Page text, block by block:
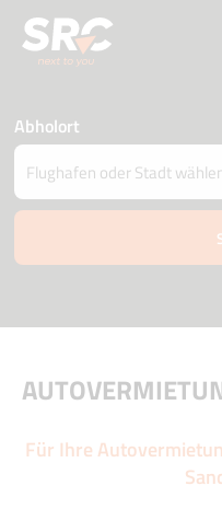
Abholort
Fahrzeug an einem
Datum und Uhrzeit der
Für Ihre